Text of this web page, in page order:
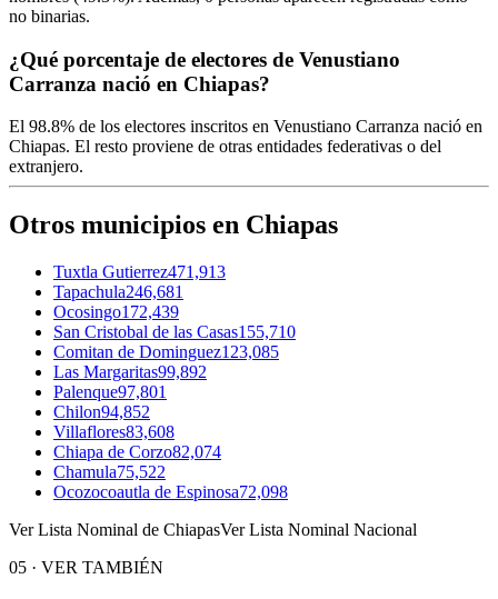
no binarias.
¿Qué porcentaje de electores de Venustiano
Carranza nació en Chiapas?
El 98.8% de los electores inscritos en Venustiano Carranza nació en
Chiapas. El resto proviene de otras entidades federativas o del
extranjero.
Otros municipios en Chiapas
Tuxtla Gutierrez471,913
Tapachula246,681
Ocosingo172,439
San Cristobal de las Casas155,710
Comitan de Dominguez123,085
Las Margaritas99,892
Palenque97,801
Chilon94,852
Villaflores83,608
Chiapa de Corzo82,074
Chamula75,522
Ocozocoautla de Espinosa72,098
Ver Lista Nominal de ChiapasVer Lista Nominal Nacional
05 · VER TAMBIÉN